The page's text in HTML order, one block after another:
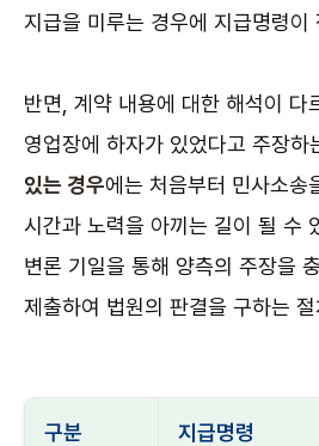
지급을 미루는 경우에 지급명령이
반면, 계약 내용에 대한 해석이 다
영업장에 하자가 있었다고 주장하
있는 경우에는 처음부터 민사소송
시간과 노력을 아끼는 길이 될 수
변론 기일을 통해 양측의 주장을
제출하여 법원의 판결을 구하는
구분 지급명령